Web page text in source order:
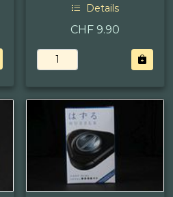
Details
CHF 9.90